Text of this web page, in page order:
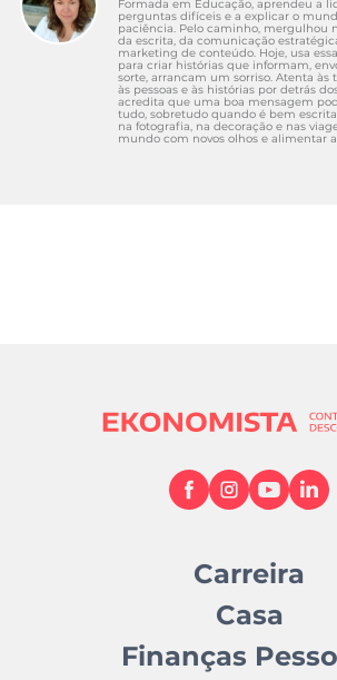
faltas justificadas.STJ.
Formada em Educação, aprendeu a
perguntas difíceis e a explicar o
paciência. Pelo caminho, mergulhou
da escrita, da comunicação
marketing de conteúdo. Hoje, usa
para criar histórias que informam,
sorte, arrancam um sorriso. Atenta às
às pessoas e às histórias por detrás
acredita que uma boa mensagem
tudo, sobretudo quando é bem
na fotografia, na decoração e nas
mundo com novos olhos e alimentar
Carreira
Casa
Finanças